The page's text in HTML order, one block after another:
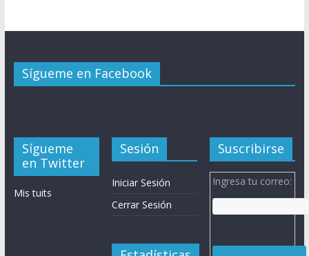
Sígueme en Facebook
Sígueme
en Twitter
Mis tuits
Sesión
Iniciar Sesión
Cerrar Sesión
Suscribirse
Ingresa tu correo: